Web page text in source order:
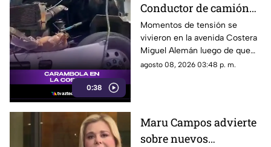
0:38
Conductor de camión
urbano pierde el
control y choca contra
autos en plena Costera
Miguel Alemán
Momentos de tensión se
vivieron en la avenida Costera
Miguel Alemán luego de que
un camión urbano se estrellara
agosto 08, 2026 03:48 p. m.
Maru Campos advierte
sobre nuevos